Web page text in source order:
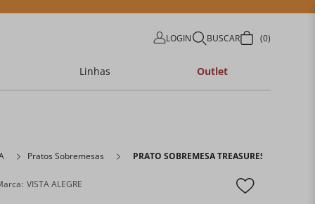
LOGIN BUSCAR 0
Linhas Outlet
Pratos Sobremesas PRATO SOBREMESA TREASURES UNID.
VISTA ALEGRE